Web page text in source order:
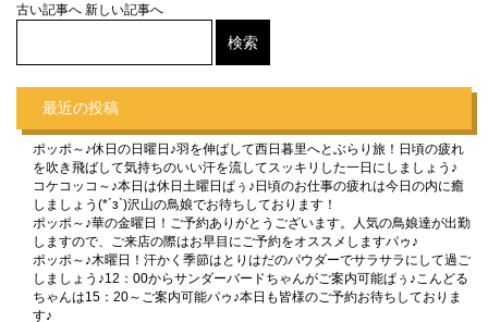
古い記事へ 新しい記事へ
最近の投稿
ポッポ～♪休日の日曜日♪羽を伸ばして西日暮里へとぶらり旅！日頃の疲れ
を吹き飛ばして気持ちのいい汗を流してスッキリした一日にしましょう♪
コケコッコ～♪本日は休日土曜日ぱぅ♪日頃のお仕事の疲れは今日の内に癒
しましょう(*´з`)沢山の鳥娘でお待ちしております！
ポッポ～♪華の金曜日！ご予約ありがとうございます。人気の鳥娘達が出勤
しますので、ご来店の際はお早目にご予約をオススメしますパゥ♪
ポッポ～♪木曜日！汗かく季節はとりはだのパウダーでサラサラにして過ご
しましょう♪12：00からサンダーバードちゃんがご案内可能ぱぅ♪こんどる
ちゃんは15：20～ご案内可能パゥ♪本日も皆様のご予約お待ちしておりま
す♪